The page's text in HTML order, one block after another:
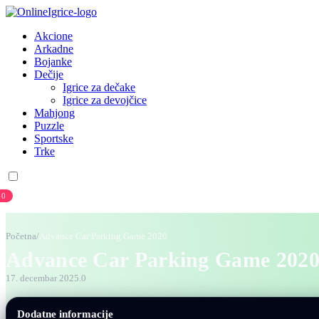
Akcione
Arkadne
Bojanke
Dečije
Igrice za dečake
Igrice za devojčice
Mahjong
Puzzle
Sportske
Trke
0
Početna/ Advance Car Parking Game 2020
Advance Car Parking Game 2020
17. decembar 2025.0
Dodatne informacije